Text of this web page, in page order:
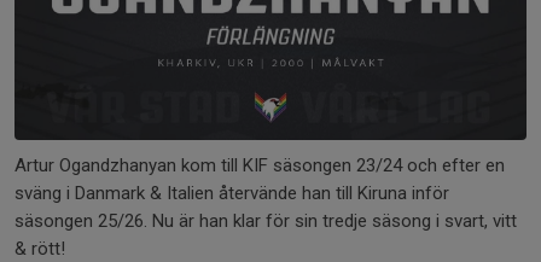
Artur Ogandzhanyan kom till KIF säsongen 23/24 och efter en
sväng i Danmark & Italien återvände han till Kiruna inför
säsongen 25/26. Nu är han klar för sin tredje säsong i svart, vitt
& rött!